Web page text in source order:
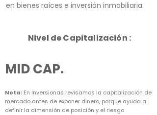
en bienes raíces e inversión inmobiliaria.
Nivel de Capitalización :
MID CAP.
Nota: En Inversionas revisamos la capitalización de
mercado antes de exponer dinero, porque ayuda a
definir la dimensión de posición y el riesgo